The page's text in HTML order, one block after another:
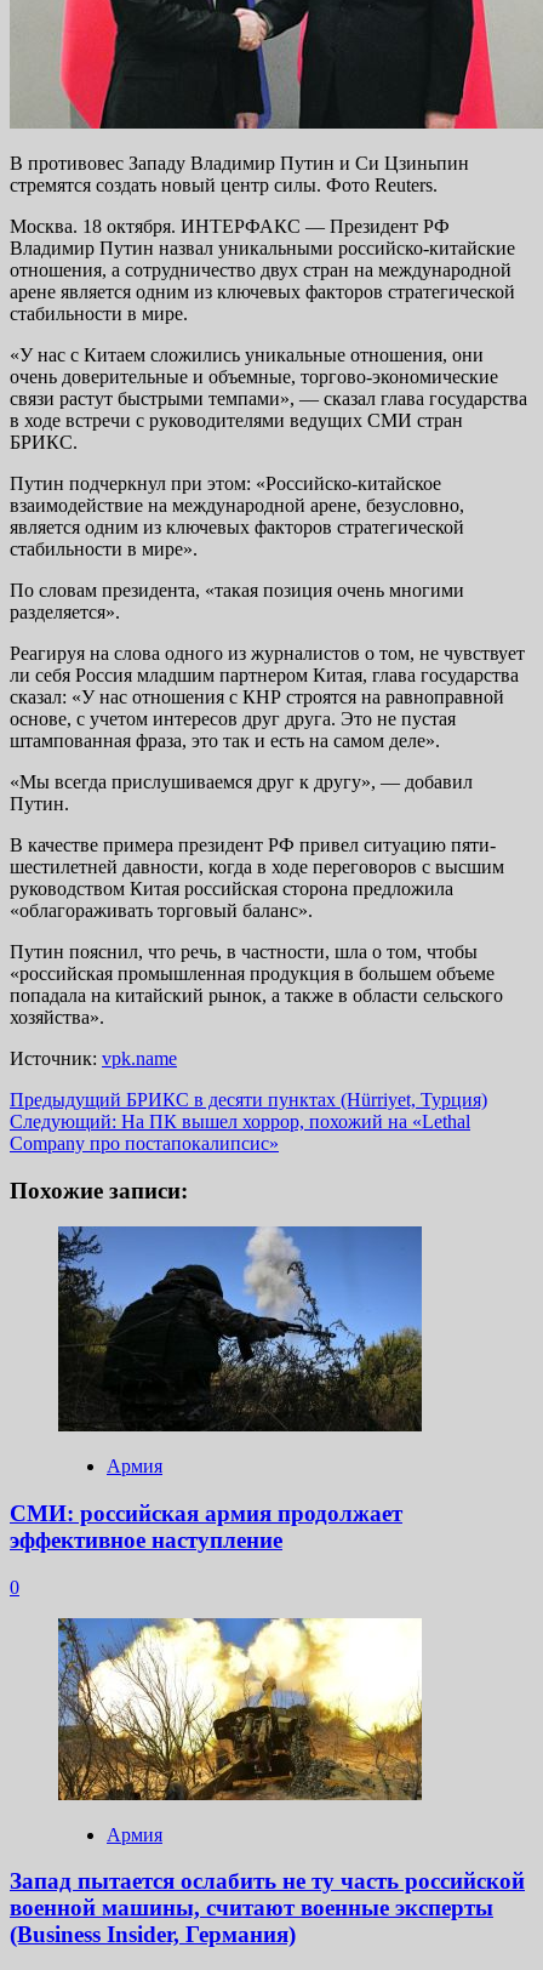
В противовес Западу Владимир Путин и Си Цзиньпин
стремятся создать новый центр силы. Фото Reuters.
Москва. 18 октября. ИНТЕРФАКС — Президент РФ
Владимир Путин назвал уникальными российско-китайские
отношения, а сотрудничество двух стран на международной
арене является одним из ключевых факторов стратегической
стабильности в мире.
«У нас с Китаем сложились уникальные отношения, они
очень доверительные и объемные, торгово-экономические
связи растут быстрыми темпами», — сказал глава государства
в ходе встречи с руководителями ведущих СМИ стран
БРИКС.
Путин подчеркнул при этом: «Российско-китайское
взаимодействие на международной арене, безусловно,
является одним из ключевых факторов стратегической
стабильности в мире».
По словам президента, «такая позиция очень многими
разделяется».
Реагируя на слова одного из журналистов о том, не чувствует
ли себя Россия младшим партнером Китая, глава государства
сказал: «У нас отношения с КНР строятся на равноправной
основе, с учетом интересов друг друга. Это не пустая
штампованная фраза, это так и есть на самом деле».
«Мы всегда прислушиваемся друг к другу», — добавил
Путин.
В качестве примера президент РФ привел ситуацию пяти-
шестилетней давности, когда в ходе переговоров с высшим
руководством Китая российская сторона предложила
«облагораживать торговый баланс».
Путин пояснил, что речь, в частности, шла о том, чтобы
«российская промышленная продукция в большем объеме
попадала на китайский рынок, а также в области сельского
хозяйства».
Источник: vpk.name
Навигация
записи
Предыдущий БРИКС в десяти пунктах (Hürriyet, Турция)
Следующий: На ПК вышел хоррор, похожий на «Lethal
Company про постапокалипсис»
Похожие записи:
Армия
СМИ: российская армия продолжает
эффективное наступление
0
Армия
Запад пытается ослабить не ту часть российской
военной машины, считают военные эксперты
(Business Insider, Германия)